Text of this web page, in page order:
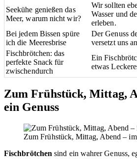
Seekühe genießen das
Meer, warum nicht wir?
Wir sollten
Wasser und
erleben.
Bei jedem Bissen spüre
ich die Meeresbrise
Der Genuss
versetzt uns
Fischbrötchen: das
perfekte Snack für
zwischendurch
Ein
etwas
Zum Frühstück, Mittag,
ein Genuss
Zum Frühstück, Mittag, Abend –
Fischbrötchen sind ein wahrer Genuss,